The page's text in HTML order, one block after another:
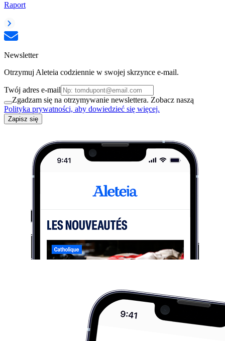
Raport
Newsletter
Otrzymuj Aleteia codziennie w swojej skrzynce e-mail.
Twój adres e-mail
Zgadzam się na otrzymywanie newslettera. Zobacz naszą
Polityka prywatności, aby dowiedzieć się więcej.
Zapisz się